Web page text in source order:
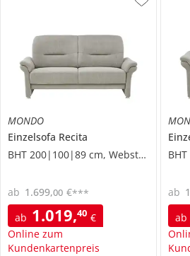
MONDO
Einzelsofa Recita
BHT 200|100|89 cm, Webstoff
ab 1.019,40 €
Online zum
Kundenkartenpreis
ab 1.699,00 €***
ab
ab